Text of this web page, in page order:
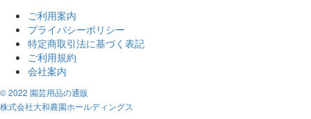
ご利用案内
プライバシーポリシー
特定商取引法に基づく表記
ご利用規約
会社案内
© 2022 園芸用品の通販
株式会社大和農園ホールディングス